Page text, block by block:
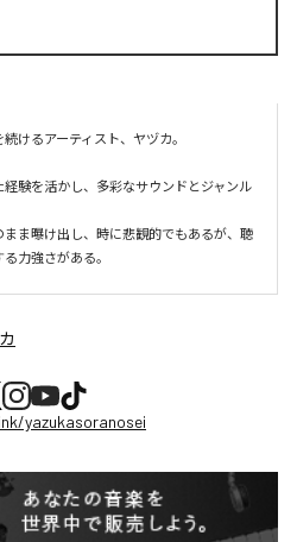
けるアーティスト、ヤヅカ。
験を活かし、多彩なサウンドとジャンル
ま曝け出し、時に悲観的でもあるが、聴
力強さがある。
yazukasoranosei